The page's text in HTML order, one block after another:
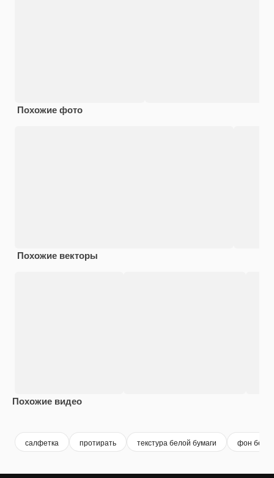
Похожие фото
Похожие векторы
Похожие видео
салфетка протирать текстура белой бумаги фон